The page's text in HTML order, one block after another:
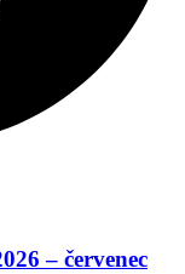
– červenec